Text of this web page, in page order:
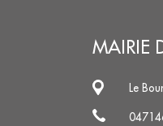
MAIRIE
Le